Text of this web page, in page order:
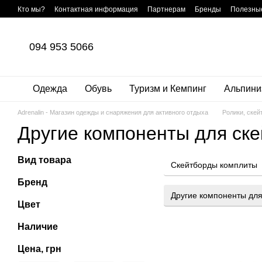
Перейти к основному контенту
Кто мы? Контактная информация Партнерам Бренды
094 953 5066
Одежда Обувь Туризм и Кемпинг
Adrenalin - Магазин одежды и снаряжения для активного отдыха Ролики,
Другие компоненты для
Скейтборды комплиты
Другие компоненты
Вид товара
Бренд
Цвет
Наличие
Цена, грн